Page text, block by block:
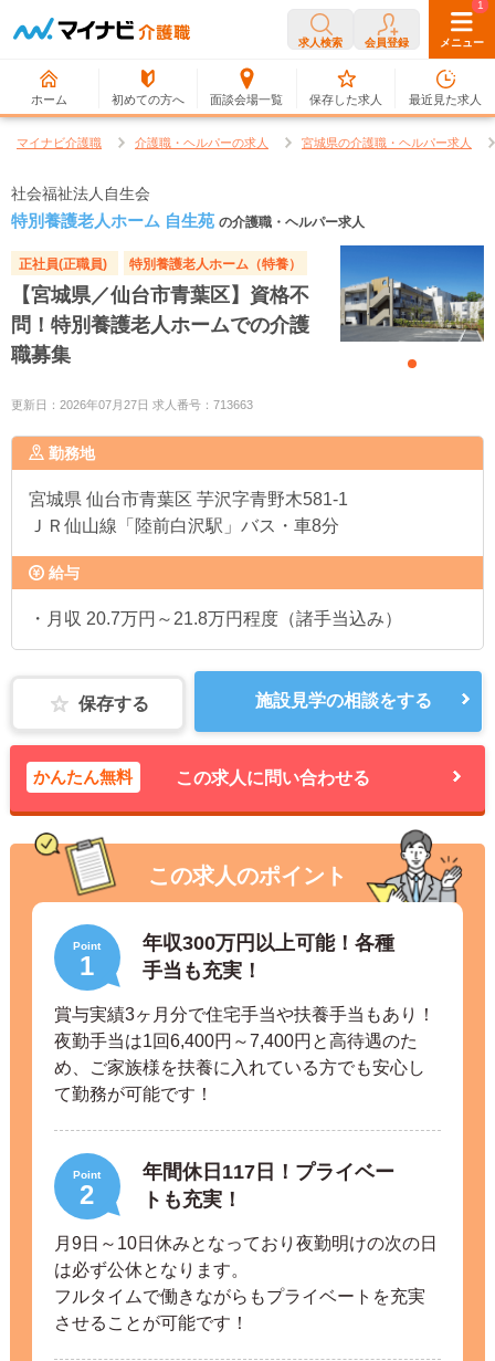
求人検索 会員登録 メニュー
ホーム 初めての方へ 面談会場一覧
0
保存した求人
1
最近見た求人
マイナビ介護職 介護職・ヘルパーの求人 宮城県の介護職・ヘルパー求人
社会福祉法人自生会
特別養護老人ホーム 自生苑 の介護職・ヘルパー求人
正社員(正職員) 特別養護老人ホーム（特養）
【宮城県／仙台市青葉区】資格不
問！特別養護老人ホームでの介護
職募集
更新日：2026年07月27日 求人番号：713663
勤務地
宮城県 仙台市青葉区 芋沢字青野木581-1
ＪＲ仙山線「陸前白沢駅」バス・車8分
給与
・月収 20.7万円～21.8万円程度（諸手当込み）
保存する 施設見学の相談をする
かんたん無料 この求人に問い合わせる
この求人のポイント
Point
1
年収300万円以上可能！各種
手当も充実！
賞与実績3ヶ月分で住宅手当や扶養手当もあり！
夜勤手当は1回6,400円～7,400円と高待遇のた
め、ご家族様を扶養に入れている方でも安心し
て勤務が可能です！
Point
2
年間休日117日！プライベー
トも充実！
月9日～10日休みとなっており夜勤明けの次の日
は必ず公休となります。
フルタイムで働きながらもプライベートを充実
させることが可能です！